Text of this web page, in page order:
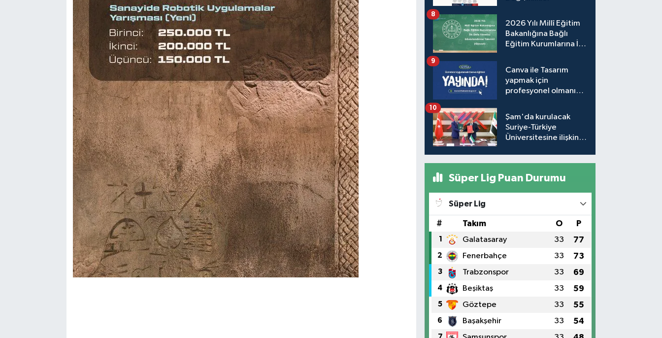
2026 Yılı Millî Eğitim
Bakanlığına Bağlı
Eğitim Kurumlarına İlk
Takvimi (Güncel)
8
Canva ile Tasarım
yapmak için
profesyonel olmanıza
9
Şam'da kurulacak
Suriye-Türkiye
Üniversitesine ilişkin
10
Süper Lig Puan Durumu
Süper Lig
# Takım O P
1 Galatasaray 33 77
2 Fenerbahçe 33 73
3 Trabzonspor 33 69
4 Beşiktaş 33 59
5 Göztepe 33 55
6 Başakşehir 33 54